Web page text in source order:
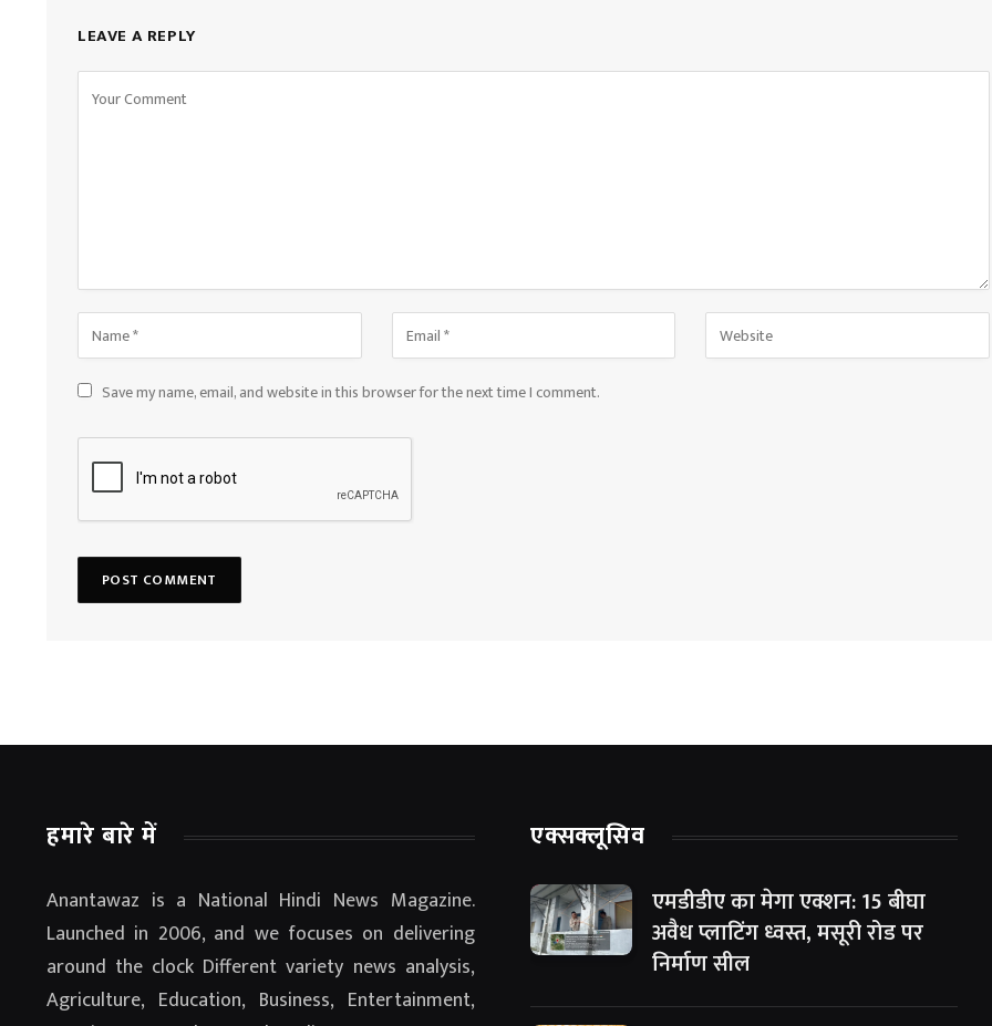
LEAVE A REPLY
Save my name, email, and website in this browser for the next time I comment.
हमारे बारे में
Anantawaz is a National Hindi News Magazine.
Launched in 2006, and we focuses on delivering
around the clock Different variety news analysis,
Agriculture, Education, Business, Entertainment,
एक्सक्लूसिव
एमडीडीए का मेगा एक्शन: 15 बीघा
अवैध प्लाटिंग ध्वस्त, मसूरी रोड पर
निर्माण सील